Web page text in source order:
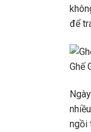
để
Ghế
ngồi